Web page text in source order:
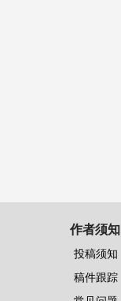
作者须知
投稿须知
稿件跟踪